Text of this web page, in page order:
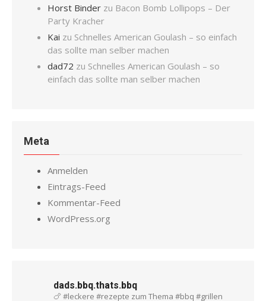
Horst Binder zu Bacon Bomb Lollipops – Der
Party Kracher
Kai zu Schnelles American Goulash – so einfach
das sollte man selber machen
dad72 zu Schnelles American Goulash – so
einfach das sollte man selber machen
Meta
Anmelden
Eintrags-Feed
Kommentar-Feed
WordPress.org
dads.bbq.thats.bbq
🍗 #leckere #rezepte zum Thema #bbq #grillen